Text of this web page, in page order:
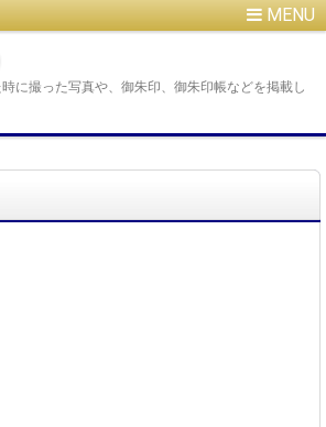
に撮った写真や、御朱印、御朱印帳などを掲載し